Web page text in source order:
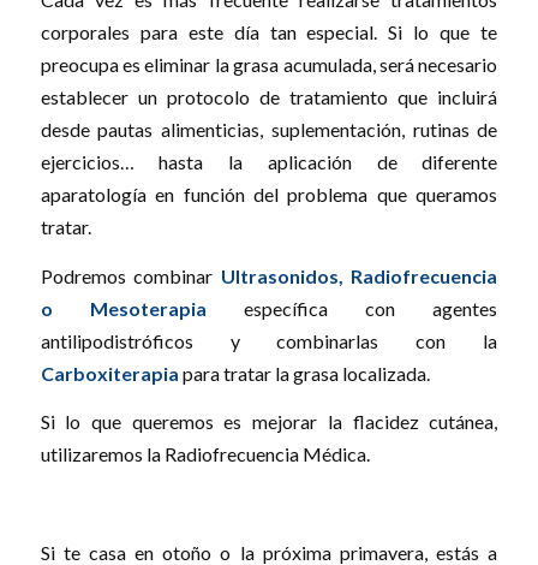
corporales para este día tan especial. Si lo que te
preocupa es eliminar la grasa acumulada, será necesario
establecer un protocolo de tratamiento que incluirá
desde pautas alimenticias, suplementación, rutinas de
ejercicios… hasta la aplicación de diferente
aparatología en función del problema que queramos
tratar.
Podremos combinar Ultrasonidos, Radiofrecuencia
o Mesoterapia específica con agentes
antilipodistróficos y combinarlas con la
Carboxiterapia para tratar la grasa localizada.
Si lo que queremos es mejorar la flacidez cutánea,
utilizaremos la Radiofrecuencia Médica.
Si te casa en otoño o la próxima primavera, estás a